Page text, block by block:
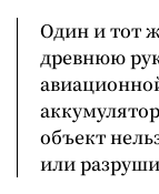
Один и тот
древнюю
объект
или